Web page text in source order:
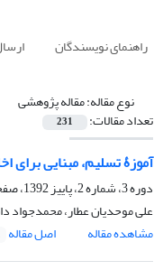
راهنمای نویسندگان
نوع مقاله:مقاله پژوهشی
تعداد مقالات: 231
آموزۀ تسلیم، مبنایی برای
دوره 3، شماره 2، پاییز 1392، صفحه
علی موحدیان عطار، محمدجواد
مشاهده مقاله
اصل مقاله